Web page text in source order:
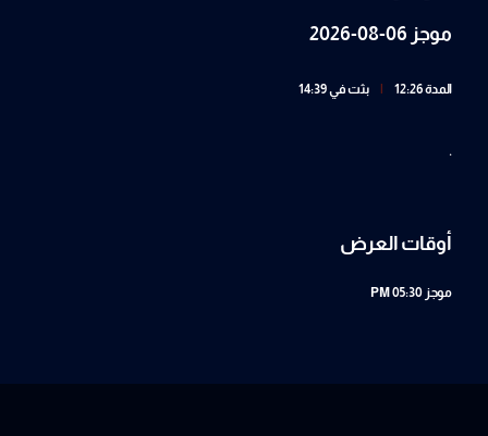
موجز 06-08-2026
المدة 12:26 بثت في 14:39
.
أوقات العرض
موجز 05:30 PM